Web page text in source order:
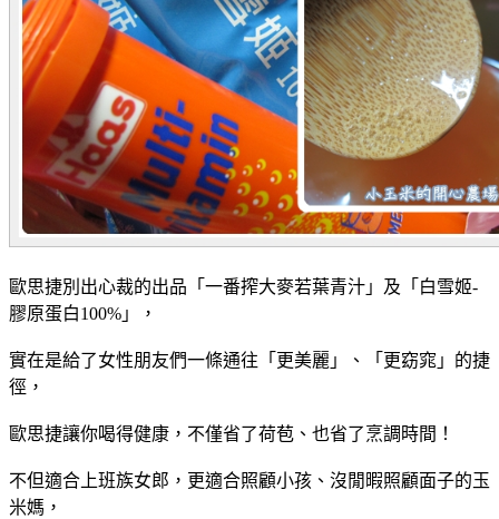
歐思捷別出心裁的出品「一番搾大麥若葉青汁」及 「白雪姬-
膠原蛋白100% 」，
實在是給了女性朋友們一條通往「更美麗」、「更窈窕」的捷
徑，
歐思捷讓你喝得健康，不僅省了荷苞、也省了烹調時間！
不但適合上班族女郎，更適合照顧小孩、沒閒暇照顧面子的玉
米媽，